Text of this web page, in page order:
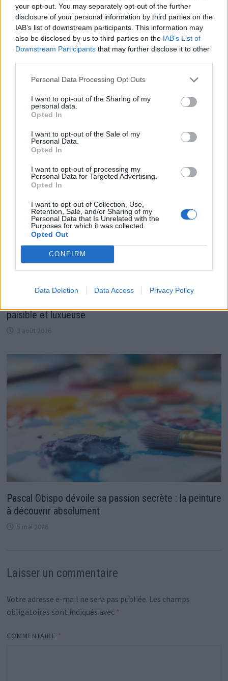
your opt-out. You may separately opt-out of the further
disclosure of your personal information by third parties on the
IAB’s list of downstream participants. This information may
also be disclosed by us to third parties on the IAB’s List of
Downstream Participants that may further disclose it to other
Personal Data Processing Opt Outs
I want to opt-out of the Sharing of my
personal data.
Opted In
I want to opt-out of the Sale of my
Personal Data.
Opted In
I want to opt-out of processing my
Personal Data for Targeted Advertising.
Opted In
I want to opt-out of Collection, Use,
Retention, Sale, and/or Sharing of my
Personal Data that Is Unrelated with the
Purposes for which it was collected.
Opted Out
CONFIRM
Data Deletion Data Access Privacy Policy
Inès Reg Brise le Silence sur son Clash avec Natasha
St-Pier dans « Danse avec les Stars »
2 octobre 2024
paisible et luxueuse
3 août 2026
Pascal Obispo dévoile sa passion secrète : la peinture
à découvrir absolument
5 mai 2026
Laisser un commentaire
Votre adresse e-mail ne sera pas publiée. Les champs
obligatoires sont indiqués avec *
COMMENTAIRE *